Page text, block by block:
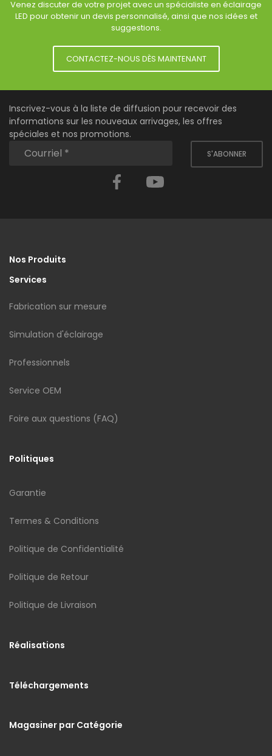
Venez discuter de votre projet avec un spécialiste en éclairage
LED pour obtenir un devis personnalisé, ainsi que nos idées et
suggestions.
CONTACTEZ-NOUS DÈS MAINTENANT
Inscrivez-vous à la liste de diffusion pour recevoir des
informations sur les nouveaux arrivages, les offres
spéciales et nos promotions.
S'ABONNER
Facebook
Nos Produits
Services
Fabrication sur mesure
Simulation d'éclairage
Professionnels
Service OEM
Foire aux questions (FAQ)
Politiques
Garantie
Termes & Conditions
Politique de Confidentialité
Politique de Retour
Politique de Livraison
Réalisations
Téléchargements
Magasiner par Catégorie